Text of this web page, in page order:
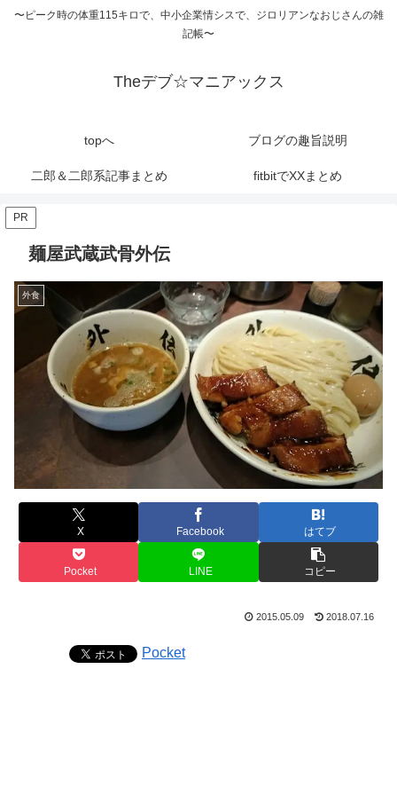
〜ピーク時の体重115キロで、中小企業情シスで、ジロリアンなおじさんの雑
記帳〜
Theデブ☆マニアックス
topへ ブログの趣旨説明
二郎＆二郎系記事まとめ fitbitでXXまとめ
PR
麺屋武蔵武骨外伝
外食
X Facebook はてブ
Pocket LINE コピー
2015.05.09 2018.07.16
Pocket